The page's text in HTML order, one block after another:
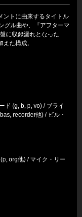
ントに由来するタイトル
グル曲や、『アフターマ
に収録漏れとなった
た構成。
ド (g, b, p, vo) / ブライ
recorder他) / ビル・
org他) / マイク・リー